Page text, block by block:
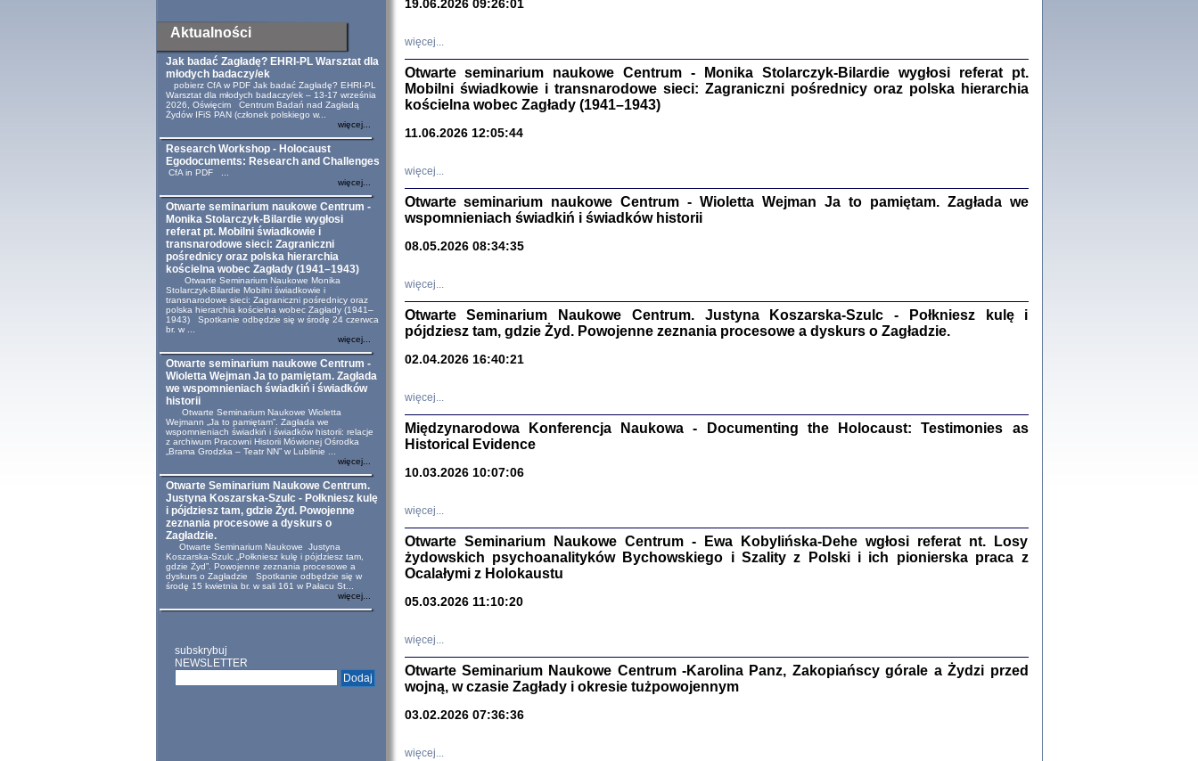
Aktualności
Jak badać Zagładę? EHRI-PL Warsztat dla
młodych badaczy/ek
pobierz CfA w PDF Jak badać Zagładę? EHRI-PL
Warsztat dla młodych badaczy/ek – 13-17 września
2026, Oświęcim Centrum Badań nad Zagładą
Żydów IFiS PAN (członek polskiego w...
więcej...
Research Workshop - Holocaust
Egodocuments: Research and Challenges
CfA in PDF ...
więcej...
Otwarte seminarium naukowe Centrum -
Monika Stolarczyk-Bilardie wygłosi
referat pt. Mobilni świadkowie i
transnarodowe sieci: Zagraniczni
pośrednicy oraz polska hierarchia
kościelna wobec Zagłady (1941–1943)
Otwarte Seminarium Naukowe Monika
Stolarczyk-Bilardie Mobilni świadkowie i
transnarodowe sieci: Zagraniczni pośrednicy oraz
polska hierarchia kościelna wobec Zagłady (1941–
1943) Spotkanie odbędzie się w środę 24 czerwca
br. w ...
więcej...
Otwarte seminarium naukowe Centrum -
Wioletta Wejman Ja to pamiętam. Zagłada
we wspomnieniach świadkiń i świadków
historii
Otwarte Seminarium Naukowe Wioletta
Wejmann „Ja to pamiętam”. Zagłada we
wspomnieniach świadkiń i świadków historii: relacje
z archiwum Pracowni Historii Mówionej Ośrodka
„Brama Grodzka – Teatr NN” w Lublinie ...
więcej...
Otwarte Seminarium Naukowe Centrum.
Justyna Koszarska-Szulc - Połkniesz kulę
i pójdziesz tam, gdzie Żyd. Powojenne
zeznania procesowe a dyskurs o
Zagładzie.
Otwarte Seminarium Naukowe Justyna
Koszarska-Szulc „Połkniesz kulę i pójdziesz tam,
gdzie Żyd”. Powojenne zeznania procesowe a
dyskurs o Zagładzie Spotkanie odbędzie się w
środę 15 kwietnia br. w sali 161 w Pałacu St...
więcej...
subskrybuj
NEWSLETTER
oprac. Aleksandra Bańkowska
Warszawa 2022
oprac. Aleksandra Bańkowska, wstęp Jacek Leociak
Warszawa 2021
Studia i Materiały
nr 17, R. 2021
NIE WIEMY CO PRZYNIESIE NAM KOLEJNA GODZINA ...
Dziennik pisany w ukryciu w latach 1943-1944
Zagłada Żydów.
19.06.2026 09:26:01
więcej...
Otwarte seminarium naukowe Centrum - Monika Stolarczyk-Bilardie wygłosi referat pt.
Mobilni świadkowie i transnarodowe sieci: Zagraniczni pośrednicy oraz polska hierarchia
kościelna wobec Zagłady (1941–1943)
11.06.2026 12:05:44
więcej...
Otwarte seminarium naukowe Centrum - Wioletta Wejman Ja to pamiętam. Zagłada we
wspomnieniach świadkiń i świadków historii
08.05.2026 08:34:35
więcej...
Otwarte Seminarium Naukowe Centrum. Justyna Koszarska-Szulc - Połkniesz kulę i
pójdziesz tam, gdzie Żyd. Powojenne zeznania procesowe a dyskurs o Zagładzie.
02.04.2026 16:40:21
więcej...
Międzynarodowa Konferencja Naukowa - Documenting the Holocaust: Testimonies as
Historical Evidence
10.03.2026 10:07:06
więcej...
Otwarte Seminarium Naukowe Centrum - Ewa Kobylińska-Dehe wgłosi referat nt. Losy
żydowskich psychoanalityków Bychowskiego i Szality z Polski i ich pionierska praca z
Ocalałymi z Holokaustu
05.03.2026 11:10:20
więcej...
Otwarte Seminarium Naukowe Centrum -Karolina Panz, Zakopiańscy górale a Żydzi przed
wojną, w czasie Zagłady i okresie tużpowojennym
03.02.2026 07:36:36
więcej...